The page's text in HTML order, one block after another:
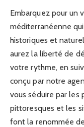
Embarquez pour un
méditerranéenne
historiques et
aurez la liberté de
votre rythme, en
conçu par notre
vous séduire par les
pittoresques et les
font la renommée